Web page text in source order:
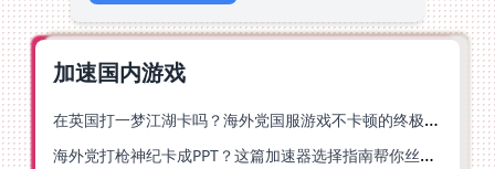
加速国内游戏
在英国打一梦江湖卡吗？海外党国服游戏不卡顿的终极解法
海外党打枪神纪卡成PPT？这篇加速器选择指南帮你丝滑上分